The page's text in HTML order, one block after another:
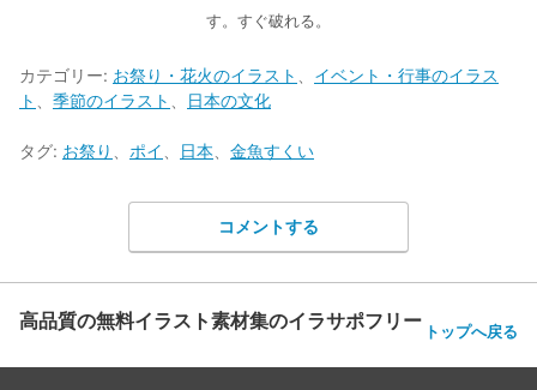
す。すぐ破れる。
カテゴリー: お祭り・花火のイラスト
イベント・行事のイラス
ト
季節のイラスト 日本の文化
タグ: お祭り ポイ 日本 金魚すくい
コメントする
高品質の無料イラスト素材集のイラサポフリー トップへ戻る